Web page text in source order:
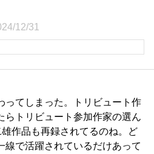
12/31
ってしまった。トリビュート作
らトリビュート参加作家の選ん
作品も再録されてるのね。ど
線で活躍されているだけあって